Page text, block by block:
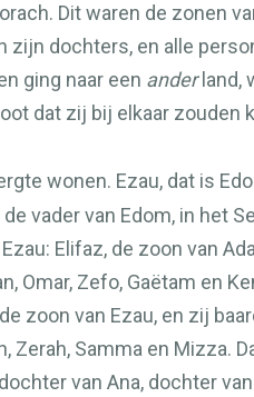
Dit waren de zonen
zijn dochters, en alle
ging naar een anderland,
dat zij bij elkaar zouden
wonen. Ezau, dat is
vader van Edom, in het
Elifaz, de zoon van
Omar, Zefo, Gaëtam en
zoon van Ezau, en zij
Zerah, Samma en Mizza.
van Ana, dochter